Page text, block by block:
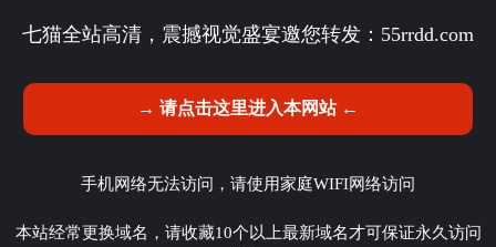
七猫全站高清，震撼视觉盛宴邀您转发： 55rrdd.com
→ 请点击这里进入本网站 ←
手机网络无法访问，请使用家庭WIFI网络访问
本站经常更换域名，请收藏10个以上最新域名才可保证永久访问